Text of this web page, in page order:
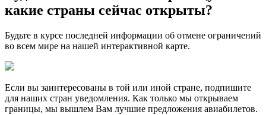
какие страны сейчас открыты?
Будьте в курсе последней информации об отмене ограничений
во всем мире на нашей интерактивной карте.
Если вы заинтересованы в той или иной стране, подпишите
для наших стран уведомления. Как только мы открываем
границы, мы вышлем Вам лучшие предложения авиабилетов.